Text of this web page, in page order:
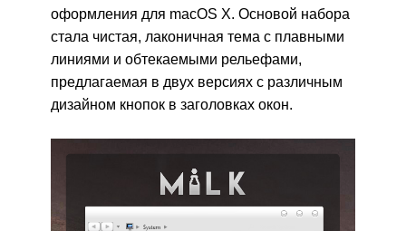
оформления для macOS X. Основой набора
стала чистая, лаконичная тема с плавными
линиями и обтекаемыми рельефами,
предлагаемая в двух версиях с различным
дизайном кнопок в заголовках окон.